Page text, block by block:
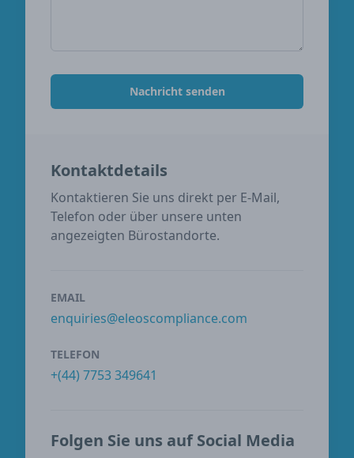
Nachricht senden
Kontaktdetails
Kontaktieren Sie uns direkt per E-Mail,
Telefon oder über unsere unten
angezeigten Bürostandorte.
EMAIL
enquiries@eleoscompliance.com
TELEFON
+(44) 7753 349641
Folgen Sie uns auf Social Media